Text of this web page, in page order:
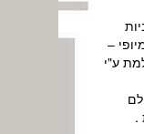
–
ע"י
.